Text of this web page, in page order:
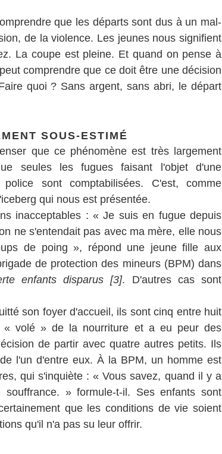
que les départs sont dus à un mal-
de la violence. Les jeunes nous signifient
La coupe est pleine. Et quand on pense à
comprendre que ce doit être une décision
quoi ? Sans argent, sans abri, le départ
SOUS-ESTIMÉ
que ce phénomène est très largement
seules les fugues faisant l'objet d'une
sont comptabilisées. C'est, comme
qui nous est présentée.
inacceptables : « Je suis en fugue depuis
ne s'entendait pas avec ma mère, elle nous
de poing », répond une jeune fille aux
de protection des mineurs (BPM) dans
enfants disparus [3]. D'autres cas sont
son foyer d'accueil, ils sont cinq entre huit
volé » de la nourriture et a eu peur des
de partir avec quatre autres petits. Ils
l'un d'entre eux. À la BPM, un homme est
qui s'inquiète : « Vous savez, quand il y a
» formule-t-il. Ses enfants sont
que les conditions de vie soient
qu'il n'a pas su leur offrir.